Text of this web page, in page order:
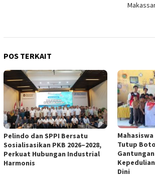
POS TERKAIT
Pelindo dan SPPI Bersatu
Sosialisasikan PKB 2026–2028,
Perkuat Hubungan Industrial
Harmonis
Mahasiswa
Tutup
Dini